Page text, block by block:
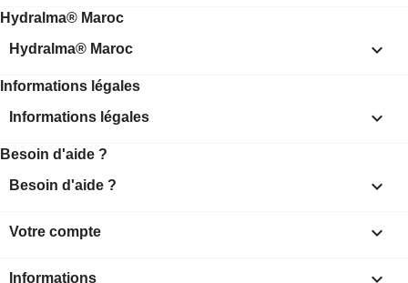
Hydralma® Maroc
Hydralma® Maroc

Informations légales
Informations légales

Besoin d'aide ?
Besoin d'aide ?

Votre compte 
Informations